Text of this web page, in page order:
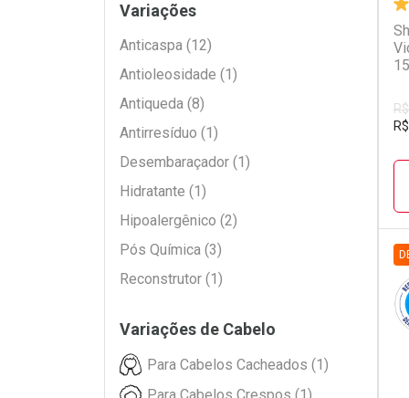
R$
Variações
Anticaspa (12)
Antioleosidade (1)
Antiqueda (8)
Antirresíduo (1)
Desembaraçador (1)
Hidratante (1)
Hipoalergênico (2)
Pós Química (3)
Reconstrutor (1)
Variações de Cabelo
Para Cabelos Cacheados (1)